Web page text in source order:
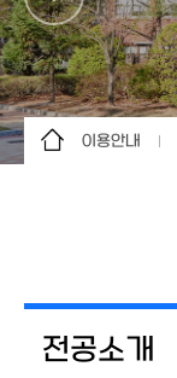
이용안내
학생활동
커뮤니티
전공소개